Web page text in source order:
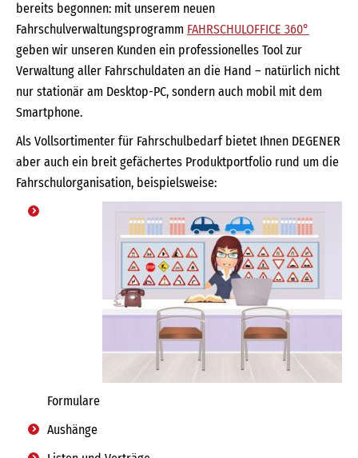
bereits begonnen: mit unserem neuen
Fahrschulverwaltungsprogramm FAHRSCHULOFFICE 360°
geben wir unseren Kunden ein professionelles Tool zur
Verwaltung aller Fahrschuldaten an die Hand – natürlich nicht
nur stationär am Desktop-PC, sondern auch mobil mit dem
Smartphone.
Als Vollsortimenter für Fahrschulbedarf bietet Ihnen DEGENER
aber auch ein breit gefächertes Produktportfolio rund um die
Fahrschulorganisation, beispielsweise:
Formulare
Aushänge